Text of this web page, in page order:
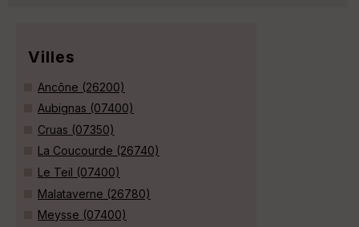
Villes
Ancône (26200)
Aubignas (07400)
Cruas (07350)
La Coucourde (26740)
Le Teil (07400)
Malataverne (26780)
Meysse (07400)